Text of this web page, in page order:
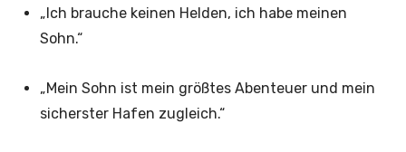
„Ich brauche keinen Helden, ich habe meinen
Sohn.“
„Mein Sohn ist mein größtes Abenteuer und mein
sicherster Hafen zugleich.“